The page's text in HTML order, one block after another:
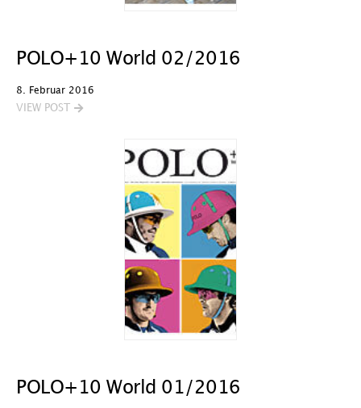
POLO+10 World 02/2016
8. Februar 2016
VIEW POST
POLO+10 World 01/2016